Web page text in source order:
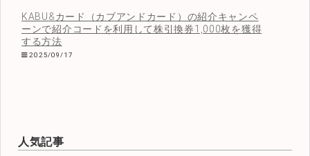
KABU&カード（カブアンドカード）の紹介キャンペ
ーンで紹介コードを利用して株引換券1,000枚を獲得
する方法
2025/09/17
人気記事